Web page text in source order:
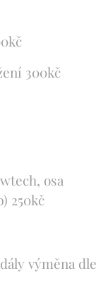
300kč
osa
250kč
výměna dle